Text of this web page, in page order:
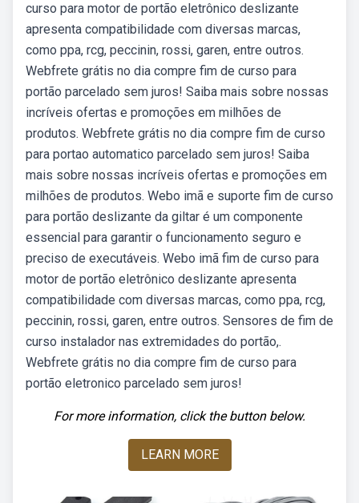
curso para motor de portão eletrônico deslizante
apresenta compatibilidade com diversas marcas,
como ppa, rcg, peccinin, rossi, garen, entre outros.
Webfrete grátis no dia compre fim de curso para
portão parcelado sem juros! Saiba mais sobre nossas
incríveis ofertas e promoções em milhões de
produtos. Webfrete grátis no dia compre fim de curso
para portao automatico parcelado sem juros! Saiba
mais sobre nossas incríveis ofertas e promoções em
milhões de produtos. Webo imã e suporte fim de curso
para portão deslizante da giltar é um componente
essencial para garantir o funcionamento seguro e
preciso de executáveis. Webo imã fim de curso para
motor de portão eletrônico deslizante apresenta
compatibilidade com diversas marcas, como ppa, rcg,
peccinin, rossi, garen, entre outros. Sensores de fim de
curso instalador nas extremidades do portão,.
Webfrete grátis no dia compre fim de curso para
portão eletronico parcelado sem juros!
For more information, click the button below.
LEARN MORE